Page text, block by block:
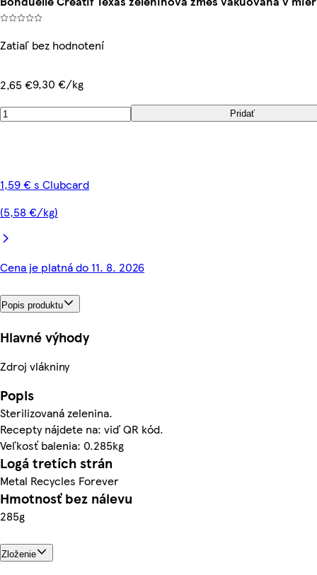
Zatiaľ bez hodnotení
2,65 €9,30 €/kg
Pridať
1,59 € s Clubcard
(5,58 €/kg)
Cena je platná do 11. 8. 2026
Popis produktu
Hlavné výhody
Zdroj vlákniny
Popis
Sterilizovaná zelenina.
Recepty nájdete na: viď QR kód.
Veľkosť balenia: 0.285kg
Logá tretích strán
Metal Recycles Forever
Hmotnosť bez nálevu
285g
Zloženie